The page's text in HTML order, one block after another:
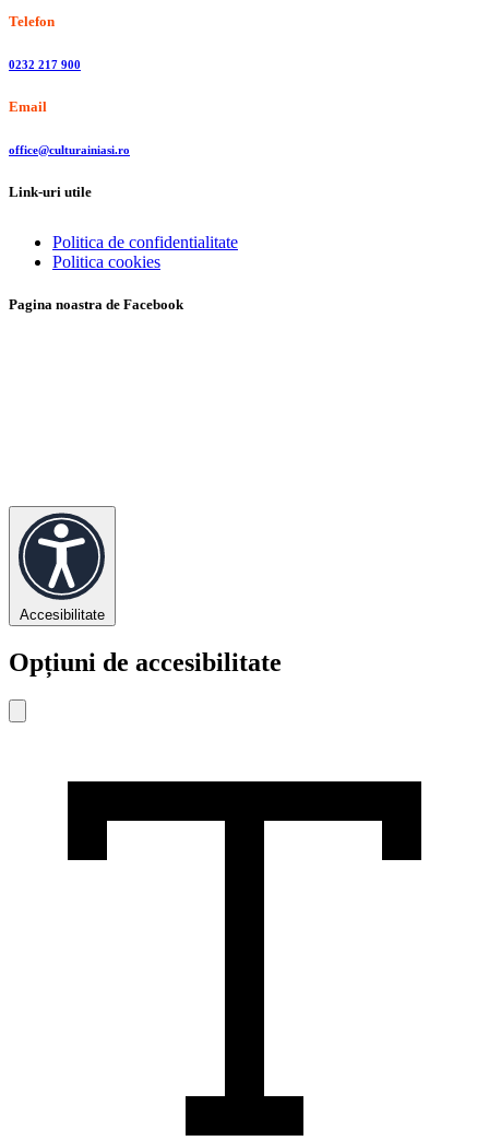
Telefon
0232 217 900
Email
office@culturainiasi.ro
Link-uri utile
Politica de confidentialitate
Politica cookies
Pagina noastra de Facebook
Accesibilitate
Opțiuni de accesibilitate